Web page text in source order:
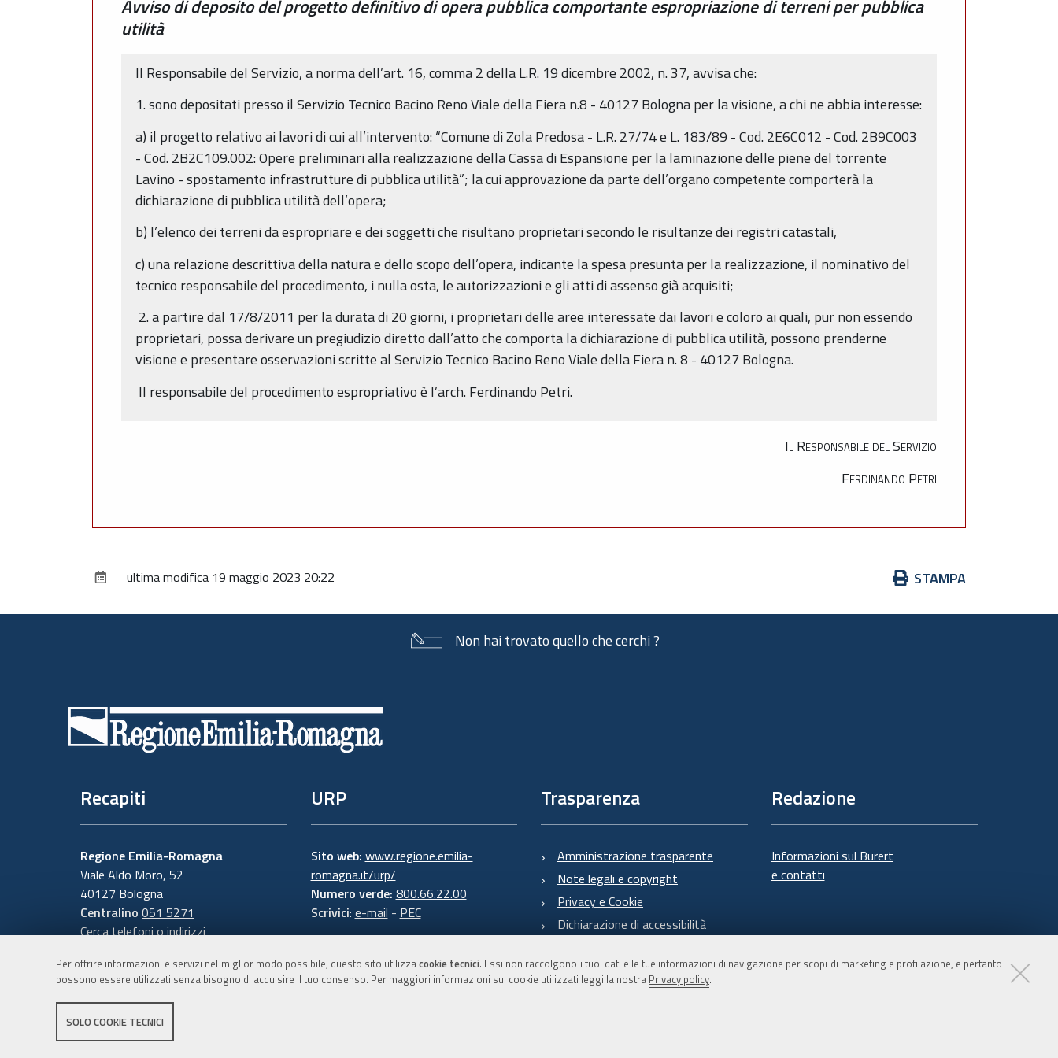
Per offrire informazioni e servizi nel miglior modo possibile, questo sito utilizzacookie tecnici. Essi non raccolgono i tuoi dati e le tue informazioni di navigazione per scopi di marketing e profilazione, e pertanto
possono essere utilizzati senza bisogno di acquisire il tuo consenso. Per maggiori informazioni sui cookie utilizzati leggi la nostra Privacy policy.
SOLO COOKIE TECNICI
Avviso di deposito del progetto definitivo di opera pubblica comportante espropriazione di terreni per pubblica
utilità
Il Responsabile del Servizio, a norma dell’art. 16, comma 2 della L.R. 19 dicembre 2002, n. 37, avvisa che:
1. sono depositati presso il Servizio Tecnico Bacino Reno Viale della Fiera n.8 - 40127 Bologna per la visione, a chi ne abbia interesse:
a) il progetto relativo ai lavori di cui all’intervento: “Comune di Zola Predosa - L.R. 27/74 e L. 183/89 - Cod. 2E6C012 - Cod. 2B9C003
- Cod. 2B2C109.002: Opere preliminari alla realizzazione della Cassa di Espansione per la laminazione delle piene del torrente
Lavino - spostamento infrastrutture di pubblica utilità”; la cui approvazione da parte dell’organo competente comporterà la
dichiarazione di pubblica utilità dell’opera;
b) l’elenco dei terreni da espropriare e dei soggetti che risultano proprietari secondo le risultanze dei registri catastali,
c) una relazione descrittiva della natura e dello scopo dell’opera, indicante la spesa presunta per la realizzazione, il nominativo del
tecnico responsabile del procedimento, i nulla osta, le autorizzazioni e gli atti di assenso già acquisiti;
2. a partire dal 17/8/2011 per la durata di 20 giorni, i proprietari delle aree interessate dai lavori e coloro ai quali, pur non essendo
proprietari, possa derivare un pregiudizio diretto dall’atto che comporta la dichiarazione di pubblica utilità, possono prenderne
visione e presentare osservazioni scritte al Servizio Tecnico Bacino Reno Viale della Fiera n. 8 - 40127 Bologna.
Il responsabile del procedimento espropriativo è l’arch. Ferdinando Petri.
Il Responsabile del Servizio
Ferdinando Petri
Azioni
documento
STAMPA
ultima modifica 19 maggio 2023 20:22
Non hai trovato quello che cerchi ?
Recapiti
Regione Emilia-Romagna
Viale Aldo Moro, 52
40127 Bologna
Centralino 051 5271
Cerca telefoni o indirizzi
URP
Sito web: www.regione.emilia-
romagna.it/urp/
Numero verde: 800.66.22.00
Scrivici: e-mail - PEC
Trasparenza
Amministrazione trasparente
Note legali e copyright
Privacy e Cookie
Dichiarazione di accessibilità
Redazione
Informazioni sul Burert
e contatti